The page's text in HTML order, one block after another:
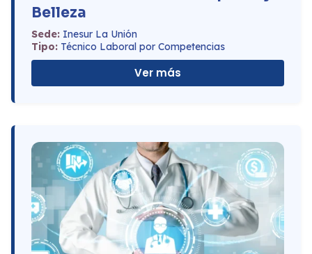
Belleza
Sede: Inesur La Unión
Tipo: Técnico Laboral por Competencias
Ver más